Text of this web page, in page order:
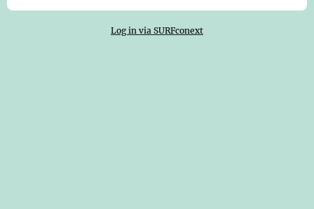
Log in via SURFconext